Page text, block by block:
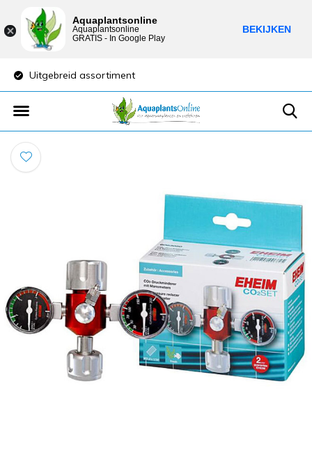
Uitgebreid assortiment
Aquaplantsonline
Aquaplantsonline
GRATIS - In Google Play
BEKIJKEN